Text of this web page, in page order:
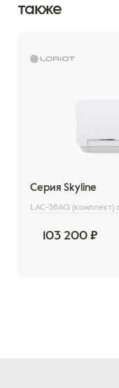
также
Серия Skyline
LAC-36AQ
103 200 ₽